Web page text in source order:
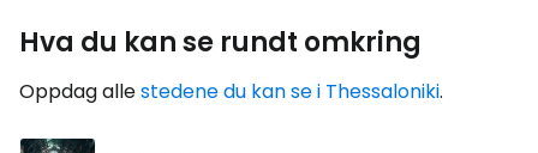
Hva du kan se rundt omkring
Oppdag allestedene du kan se i Thessaloniki.